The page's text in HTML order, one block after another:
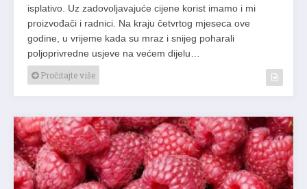
isplativo. Uz zadovoljavajuće cijene korist imamo i mi
proizvođači i radnici. Na kraju četvrtog mjeseca ove
godine, u vrijeme kada su mraz i snijeg poharali
poljoprivredne usjeve na većem dijelu…
Pročitajte više